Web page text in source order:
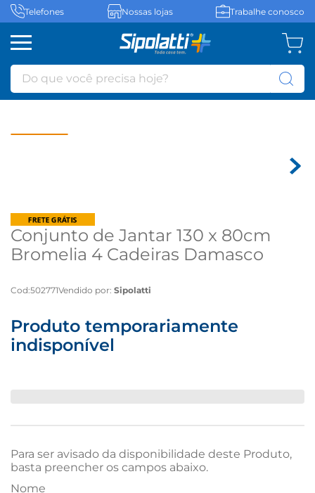
Telefones Nossas lojas Trabalhe conosco
Do que você precisa hoje?
Conjunto de Jantar 130 x 80cm
Bromelia 4 Cadeiras Damasco
Cod:502771Vendido por: Sipolatti
Produto temporariamente
indisponível
Para ser avisado da disponibilidade deste Produto,
basta preencher os campos abaixo.